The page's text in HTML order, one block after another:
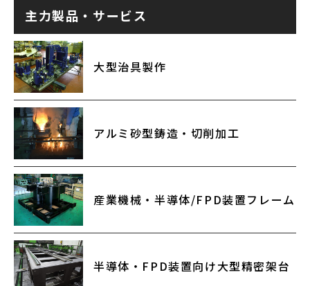
主力製品・サービス
大型治具製作
アルミ砂型鋳造・切削加工
産業機械・半導体/FPD装置フレーム
半導体・FPD装置向け大型精密架台